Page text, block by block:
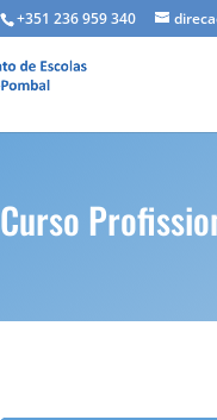
+351 236 959 340
Curso